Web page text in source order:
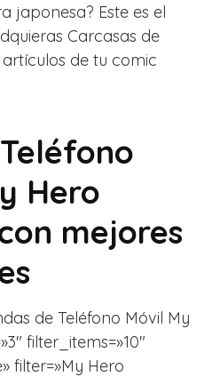
japonesa? Este es el
Carcasas de
de tu comic
Hero
mejores
de Teléfono Móvil My
filter_items=»10″
filter=»My Hero